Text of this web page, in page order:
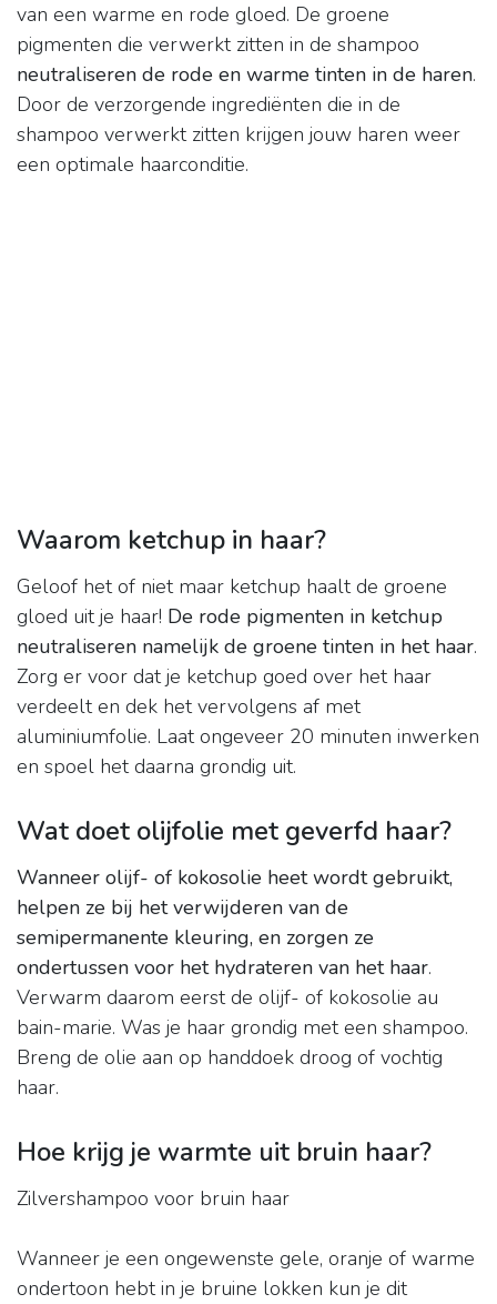
van een warme en rode gloed. De groene
pigmenten die verwerkt zitten in de shampoo
neutraliseren de rode en warme tinten in de haren.
Door de verzorgende ingrediënten die in de
shampoo verwerkt zitten krijgen jouw haren weer
een optimale haarconditie.
Waarom ketchup in haar?
Geloof het of niet maar ketchup haalt de groene
gloed uit je haar! De rode pigmenten in ketchup
neutraliseren namelijk de groene tinten in het haar.
Zorg er voor dat je ketchup goed over het haar
verdeelt en dek het vervolgens af met
aluminiumfolie. Laat ongeveer 20 minuten inwerken
en spoel het daarna grondig uit.
Wat doet olijfolie met geverfd haar?
Wanneer olijf- of kokosolie heet wordt gebruikt,
helpen ze bij het verwijderen van de
semipermanente kleuring, en zorgen ze
ondertussen voor het hydrateren van het haar.
Verwarm daarom eerst de olijf- of kokosolie au
bain-marie. Was je haar grondig met een shampoo.
Breng de olie aan op handdoek droog of vochtig
haar.
Hoe krijg je warmte uit bruin haar?
Zilvershampoo voor bruin haar
Wanneer je een ongewenste gele, oranje of warme
ondertoon hebt in je bruine lokken kun je dit